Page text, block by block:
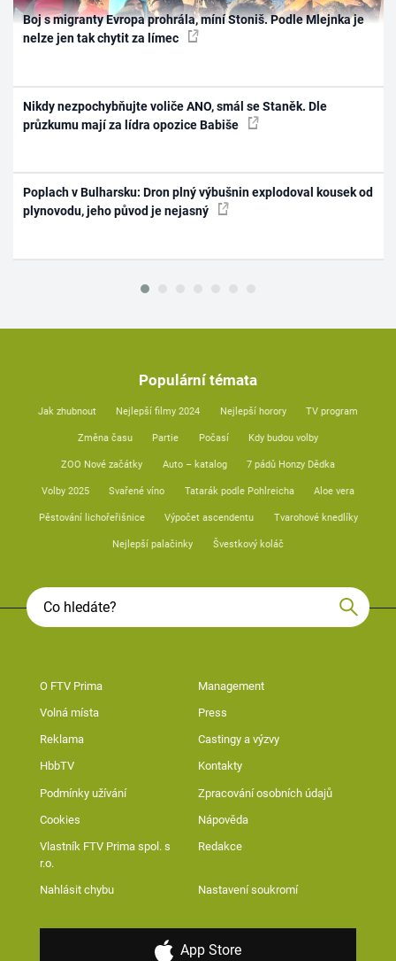
Boj s migranty Evropa prohrála, míní Stoniš. Podle Mlejnka je
nelze jen tak chytit za límec
Nikdy nezpochybňujte voliče ANO, smál se Staněk. Dle
průzkumu mají za lídra opozice Babiše
Poplach v Bulharsku: Dron plný výbušnin explodoval kousek od
plynovodu, jeho původ je nejasný
Populární témata
Jak zhubnout Nejlepší filmy 2024 Nejlepší horory TV program
Změna času Partie Počasí Kdy budou volby
ZOO Nové začátky Auto – katalog 7 pádů Honzy Dědka
Volby 2025 Svařené víno Tatarák podle Pohlreicha Aloe vera
Pěstování lichořeřišnice Výpočet ascendentu Tvarohové knedlíky
Nejlepší palačinky Švestkový koláč
O FTV Prima Management
Volná místa Press
Reklama Castingy a výzvy
HbbTV Kontakty
Podmínky užívání Zpracování osobních údajů
Cookies Nápověda
Vlastník FTV Prima spol. s
r.o.
Redakce
Nahlásit chybu Nastavení soukromí
App Store